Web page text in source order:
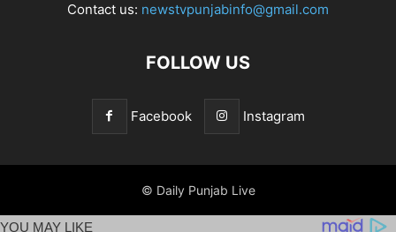
Contact us: newstvpunjabinfo@gmail.com
FOLLOW US
Facebook Instagram
© Daily Punjab Live